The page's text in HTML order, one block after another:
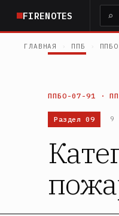
основному
содержанию
FIRENOTES ⌕
ГЛАВНАЯ ППБ
ППБО-07-91 ·
Раздел 09 9